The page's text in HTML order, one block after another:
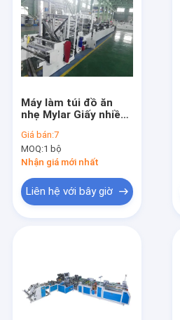
Về chúng tôi
Máy làm túi đồ ăn
nhẹ Mylar Giấy nhiều
Zipper Pouch
Giá bán:7
MOQ:1 bộ
Nhận giá mới nhất
Liên hệ với bây giờ